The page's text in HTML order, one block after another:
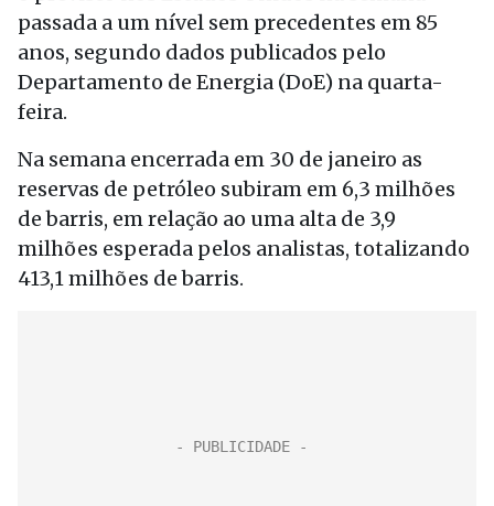
passada a um nível sem precedentes em 85
anos, segundo dados publicados pelo
Departamento de Energia (DoE) na quarta-
feira.
Na semana encerrada em 30 de janeiro as
reservas de petróleo subiram em 6,3 milhões
de barris, em relação ao uma alta de 3,9
milhões esperada pelos analistas, totalizando
413,1 milhões de barris.